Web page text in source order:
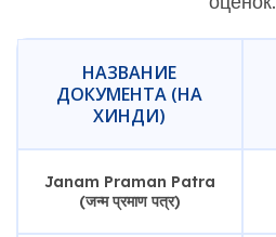
НАЗВАНИЕ
ДОКУМЕНТА (НА
ХИНДИ)
Janam Praman Patra
(जन्म प्रमाण पत्र)